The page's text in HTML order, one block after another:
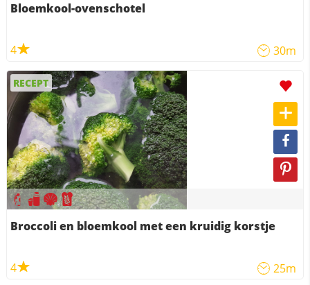
Bloemkool-ovenschotel
4 30m
RECEPT
Broccoli en bloemkool met een kruidig korstje
4 25m